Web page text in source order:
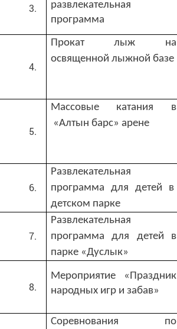
развлекательная
программа
Прокат лыж на
освященной лыжной базе
Массовые катания в
«Алтын барс» арене
Развлекательная
программа для детей в
детском парке
Развлекательная
программа для детей в
парке «Дуслык»
Мероприятие «Праздник
народных игр и забав»
Соревнования по